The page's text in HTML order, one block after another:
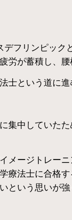
デフリンピック
労が蓄積し、
士という道に
集中していた
メージトレー
療法士に合格
という思いが強